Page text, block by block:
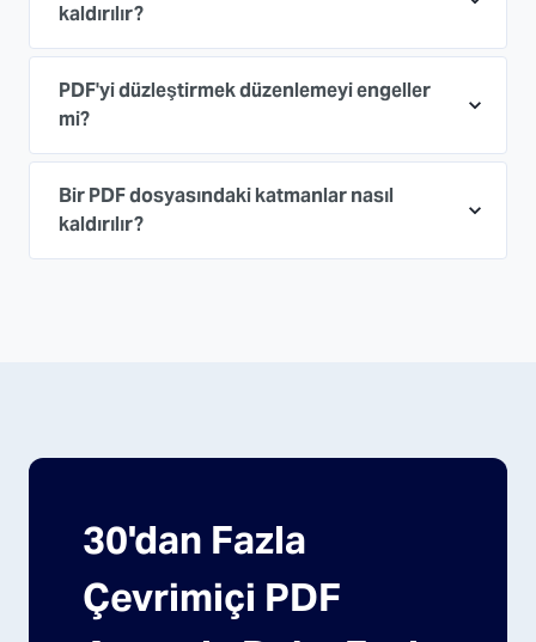
kaldırılır?
PDF'yi düzleştirmek düzenlemeyi engeller
mi?
Bir PDF dosyasındaki katmanlar nasıl
kaldırılır?
30'dan Fazla
Çevrimiçi PDF